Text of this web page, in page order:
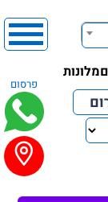
מלונות
פרסום